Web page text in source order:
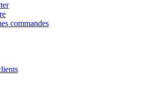
commandes